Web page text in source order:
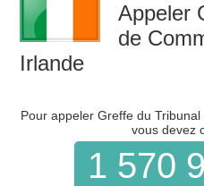
Appeler
de
Irlande
Pour appeler Greffe du
vous devez
1 570